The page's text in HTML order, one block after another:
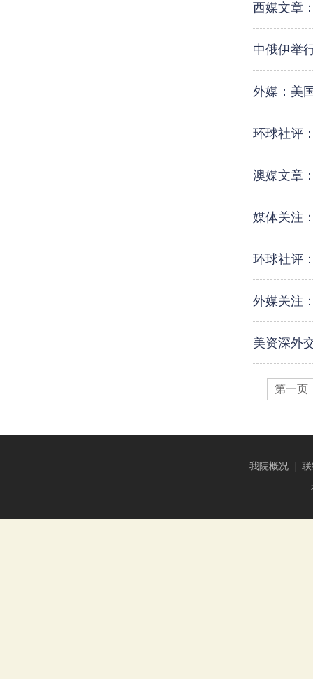
西媒文章
中俄伊举
外媒：美
环球社评
澳媒文章
媒体关注
环球社评
外媒关注
美资深外
第一页
我院概况